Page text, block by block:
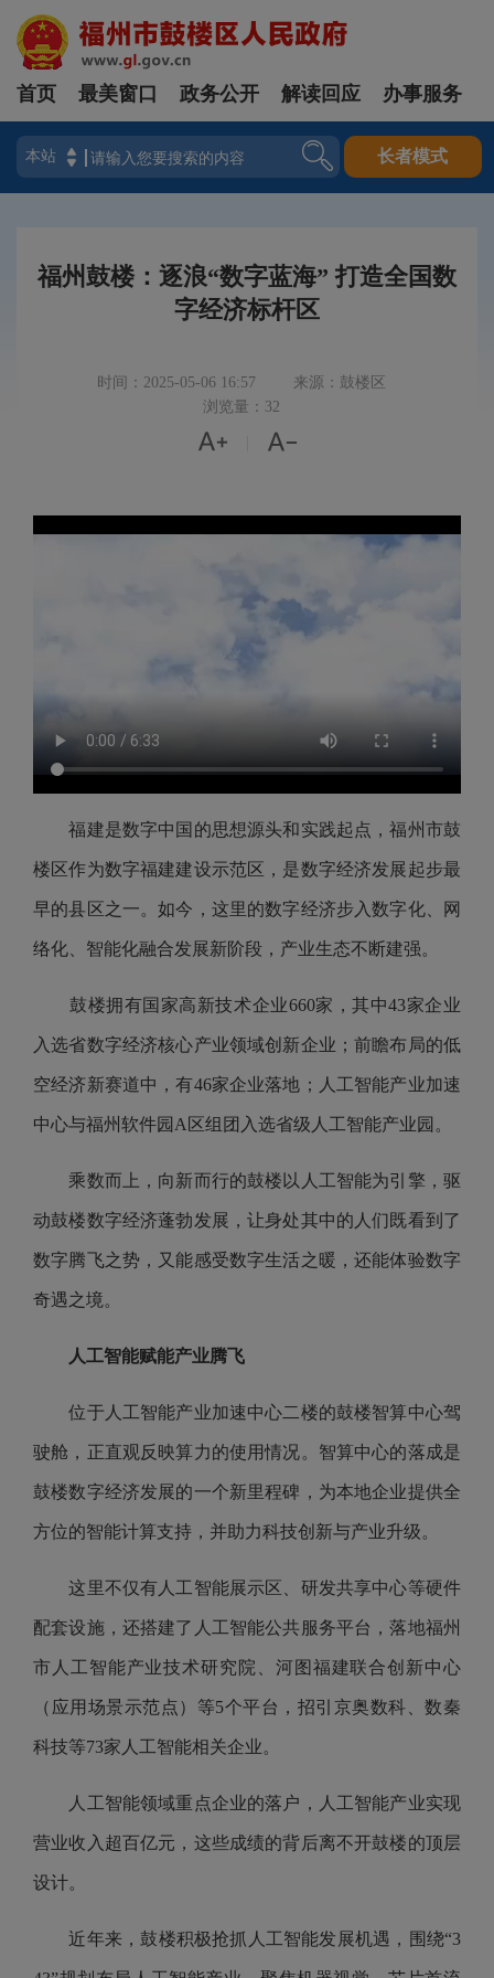
登录
首页 最美窗口 政务公开 解读回应 办事服务
长者模式
福州鼓楼：逐浪“数字蓝海” 打造全国数
字经济标杆区
时间：2025-05-06 16:57
来源：鼓楼区
浏览量：32
 
福建是数字中国的思想源头和实践起点，福州市鼓
楼区作为数字福建建设示范区，是数字经济发展起步最
早的县区之一。如今，这里的数字经济步入数字化、网
络化、智能化融合发展新阶段，产业生态不断建强。
鼓楼拥有国家高新技术企业660家，其中43家企业
入选省数字经济核心产业领域创新企业；前瞻布局的低
空经济新赛道中，有46家企业落地；人工智能产业加速
中心与福州软件园A区组团入选省级人工智能产业园。
乘数而上，向新而行的鼓楼以人工智能为引擎，驱
动鼓楼数字经济蓬勃发展，让身处其中的人们既看到了
数字腾飞之势，又能感受数字生活之暖，还能体验数字
奇遇之境。
人工智能赋能产业腾飞
位于人工智能产业加速中心二楼的鼓楼智算中心驾
驶舱，正直观反映算力的使用情况。智算中心的落成是
鼓楼数字经济发展的一个新里程碑，为本地企业提供全
方位的智能计算支持，并助力科技创新与产业升级。
这里不仅有人工智能展示区、研发共享中心等硬件
配套设施，还搭建了人工智能公共服务平台，落地福州
市人工智能产业技术研究院、河图福建联合创新中心
（应用场景示范点）等5个平台，招引京奥数科、数秦
科技等73家人工智能相关企业。
人工智能领域重点企业的落户，人工智能产业实现
营业收入超百亿元，这些成绩的背后离不开鼓楼的顶层
设计。
近年来，鼓楼积极抢抓人工智能发展机遇，围绕“3